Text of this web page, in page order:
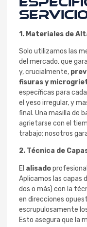
1. Materiales de
Solo utilizamos las
del mercado, que
y, crucialmente,
fisuras y
específicas para
el yeso irregular, y
final. Una masilla de
agrietarse con el
trabajo; nosotros
2. Técnica de
El alisado
Aplicamos las capas
dos o más) con la
en direcciones
escrupulosamente
Esto asegura que la